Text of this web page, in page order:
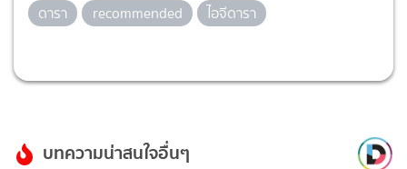
ดารา
recommended ไอจีดารา
บทความน่าสนใจอื่นๆ